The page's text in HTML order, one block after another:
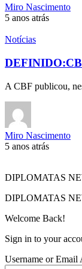
Miro Nascimento
5 anos atrás
Notícias
A CBF publicou,
Miro Nascimento
5 anos atrás
DIPLOMATAS
DIPLOMATAS
Welcome Back!
Sign in to your
Username or Email